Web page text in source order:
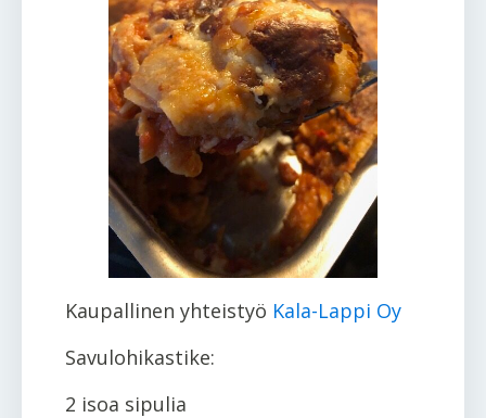
Kaupallinen yhteistyö Kala-Lappi Oy
Savulohikastike:
2 isoa sipulia